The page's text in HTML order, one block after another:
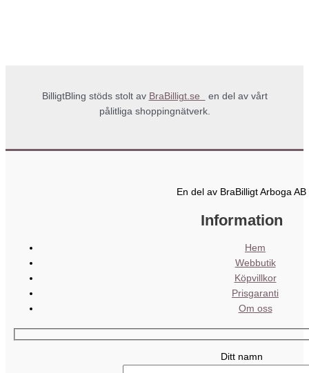
BilligtBling stöds stolt av BraBilligt.se
en del av vårt
pålitliga shoppingnätverk.
En del av BraBilligt Arboga AB
Information
Hem
Webbutik
Köpvillkor
Prisgaranti
Om oss
Ditt namn